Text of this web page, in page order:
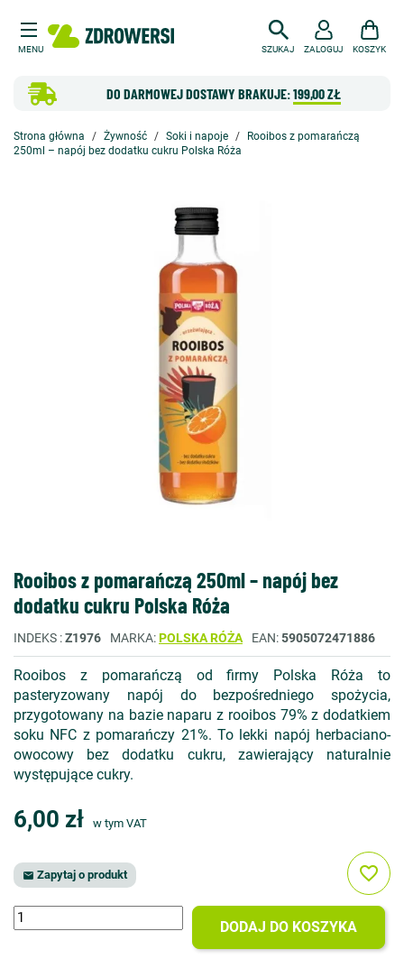
MENU SZUKAJ
DO DARMOWEJ DOSTAWY BRAKUJE:199,00 ZŁ
ZALOGUJ KOSZYK
Strona główna Żywność Soki i napoje
Rooibos z pomarańczą
250ml – napój bez dodatku cukru Polska Róża
Rooibos z pomarańczą 250ml – napój bez
dodatku cukru Polska Róża
INDEKS Z1976 MARKA POLSKA RÓŻA EAN 5905072471886
Rooibos z pomarańczą od firmy Polska Róża to
pasteryzowany napój do bezpośredniego spożycia,
przygotowany na bazie naparu z rooibos 79% z dodatkiem
soku NFC z pomarańczy 21%. To lekki napój herbaciano-
owocowy bez dodatku cukru, zawierający naturalnie
występujące cukry.
6,00 zł w tym VAT
 Zapytaj o produkt
DODAJ DO KOSZYKA
favorite_border